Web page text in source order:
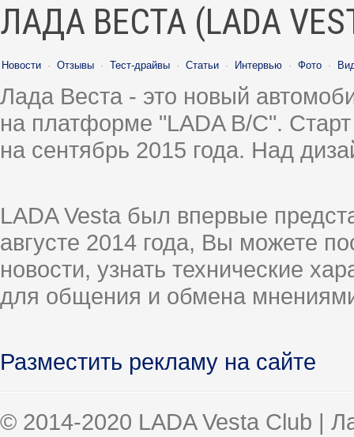
ЛАДА ВЕСТА (LADA
Новости · Отзывы · Тест-драйвы · Статьи · Интервью · Фото ·
Лада Веста - это новый
на платформе "LADA B/C".
на сентябрь 2015 года. Над
LADA Vesta был впервые
августе 2014 года, Вы можете
новости, узнать технические
для общения и обмена
Разместить рекламу на сайте
© 2014-2020 LADA Vesta Club |